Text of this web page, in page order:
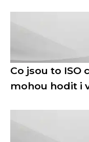
Co jsou to ISO
mohou hodit i